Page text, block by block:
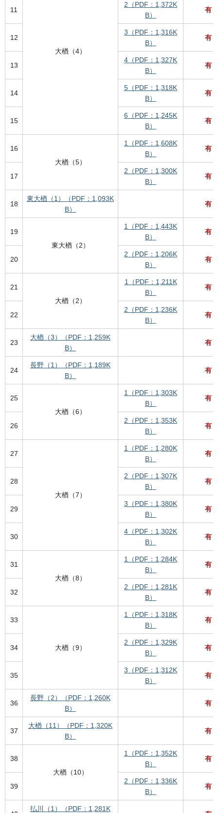
大楢（4）
11
2（PDF：1,372K
B）
有
12
3（PDF：1,316K
B）
有
13
4（PDF：1,327K
B）
有
14
5（PDF：1,318K
B）
有
15
6（PDF：1,245K
B）
有
16
大楢（5）
1（PDF：1,608K
B）
有
17
2（PDF：1,300K
B）
有
18
東大楢（1）（PDF：1,093K
B）
有
19
東大楢（2）
1（PDF：1,443K
B）
有
20
2（PDF：1,206K
B）
有
21
大楢（2）
1（PDF：1,211K
B）
有
22
2（PDF：1,236K
B）
有
23
大楢（3）（PDF：1,259K
B）
有
24
長野（1）（PDF：1,189K
B）
有
25
大楢（6）
1（PDF：1,303K
B）
有
26
2（PDF：1,353K
B）
有
27
大楢（7）
1（PDF：1,280K
B）
有
28
2（PDF：1,307K
B）
有
29
3（PDF：1,380K
B）
有
30
4（PDF：1,302K
B）
有
31
大楢（8）
1（PDF：1,284K
B）
有
32
2（PDF：1,281K
B）
有
33
大楢（9）
1（PDF：1,318K
B）
有
34
2（PDF：1,329K
B）
有
35
3（PDF：1,312K
B）
有
36
長野（2）（PDF：1,260K
B）
有
37
大楢（11）（PDF：1,320K
B）
有
38
大楢（10）
1（PDF：1,352K
B）
有
39
2（PDF：1,336K
B）
有
払川（1）（PDF：1,281K